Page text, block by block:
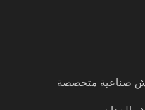
صناعية متخصصة